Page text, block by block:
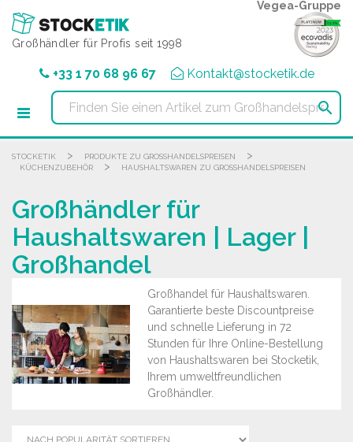
Großhändler für Profis seit 1998
Vegea-Gruppe
+33 1 70 68 96 67 Kontakt@stocketik.de

STOCKETIK > PRODUKTE ZU GROSSHANDELSPREISEN >
KÜCHENZUBEHÖR > HAUSHALTSWAREN ZU GROSSHANDELSPREISEN
Großhändler für
Haushaltswaren | Lager |
Großhandel
Großhandel für Haushaltswaren.
Garantierte beste Discountpreise
und schnelle Lieferung in 72
Stunden für Ihre Online-Bestellung
von Haushaltswaren bei Stocketik,
Ihrem umweltfreundlichen
Großhändler.